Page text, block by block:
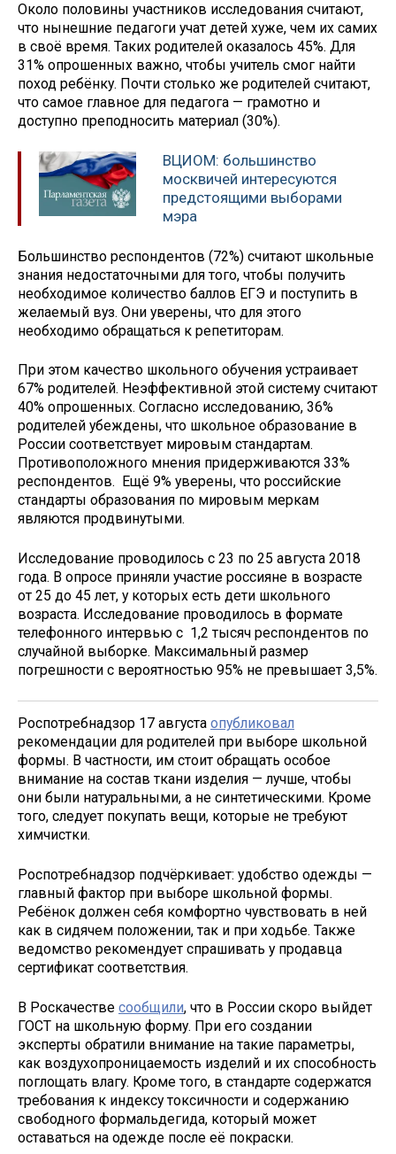
Около половины участников исследования считают,
что нынешние педагоги учат детей хуже, чем их самих
в своё время. Таких родителей оказалось 45%. Для
31% опрошенных важно, чтобы учитель смог найти
поход ребёнку. Почти столько же родителей считают,
что самое главное для педагога — грамотно и
доступно преподносить материал (30%).
ВЦИОМ: большинство
москвичей интересуются
предстоящими выборами
мэра
Большинство респондентов (72%) считают школьные
знания недостаточными для того, чтобы получить
необходимое количество баллов ЕГЭ и поступить в
желаемый вуз. Они уверены, что для этого
необходимо обращаться к репетиторам.
При этом качество школьного обучения устраивает
67% родителей. Неэффективной этой систему считают
40% опрошенных. Согласно исследованию, 36%
родителей убеждены, что школьное образование в
России соответствует мировым стандартам.
Противоположного мнения придерживаются 33%
респондентов. Ещё 9% уверены, что российские
стандарты образования по мировым меркам
являются продвинутыми.
Исследование проводилось с 23 по 25 августа 2018
года. В опросе приняли участие россияне в возрасте
от 25 до 45 лет, у которых есть дети школьного
возраста. Исследование проводилось в формате
телефонного интервью с 1,2 тысяч респондентов по
случайной выборке. Максимальный размер
погрешности с вероятностью 95% не превышает 3,5%.
Роспотребнадзор 17 августа опубликовал
рекомендации для родителей при выборе школьной
формы. В частности, им стоит обращать особое
внимание на состав ткани изделия — лучше, чтобы
они были натуральными, а не синтетическими. Кроме
того, следует покупать вещи, которые не требуют
химчистки.
Роспотребнадзор подчёркивает: удобство одежды —
главный фактор при выборе школьной формы.
Ребёнок должен себя комфортно чувствовать в ней
как в сидячем положении, так и при ходьбе. Также
ведомство рекомендует спрашивать у продавца
сертификат соответствия.
В Роскачестве сообщили, что в России скоро выйдет
ГОСТ на школьную форму. При его создании
эксперты обратили внимание на такие параметры,
как воздухопроницаемость изделий и их способность
поглощать влагу. Кроме того, в стандарте содержатся
требования к индексу токсичности и содержанию
свободного формальдегида, который может
оставаться на одежде после её покраски.